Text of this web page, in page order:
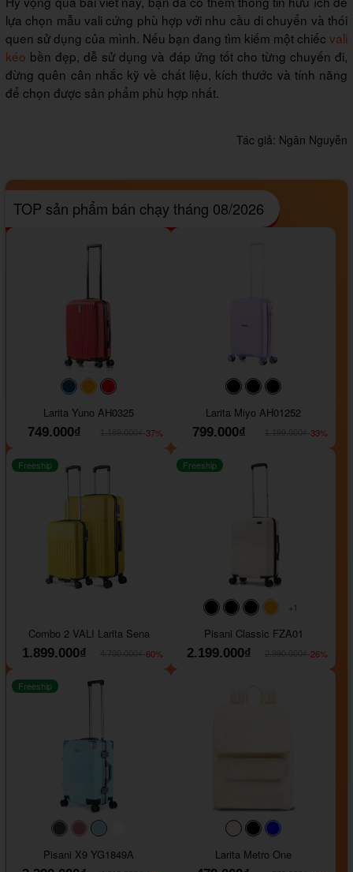
lựa chọn mẫu vali cứng phù hợp với nhu cầu di chuyển và thói
quen sử dụng của mình. Nếu bạn đang tìm kiếm một chiếc vali
kéo bền đẹp, dễ sử dụng và đáp ứng tốt cho từng chuyến đi,
đừng quên cân nhắc kỹ về chất liệu, kích thước và tính năng
để chọn được sản phẩm phù hợp nhất.
Tác giả: Ngân Nguyễn
TOP sản phẩm bán chạy tháng 08/2026
#093f69#ffa500
Larita Yuno AH0325
749.000₫
-37%
#000000#000000
Larita Miyo AH01252
799.000₫
-33%
Freeship
Combo 2 VALI Larita Sena
1.899.000₫
-60%
#000000#000000
#000000
#ffa500
+1
Freeship
Pisani Classic FZA01
2.199.000₫
-26%
#40454a#b76e79
#9ad8e7
Freeship
Pisani X9 YG1849A
#faf0e6#000000
Larita Metro One